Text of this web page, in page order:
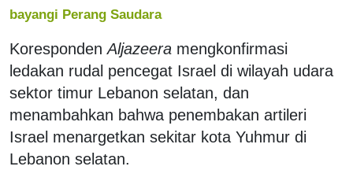
bayangi Perang Saudara
KorespondenAljazeera mengkonfirmasi
ledakan rudal pencegat Israel di wilayah udara
sektor timur Lebanon selatan, dan
menambahkan bahwa penembakan artileri
Israel menargetkan sekitar kota Yuhmur di
Lebanon selatan.